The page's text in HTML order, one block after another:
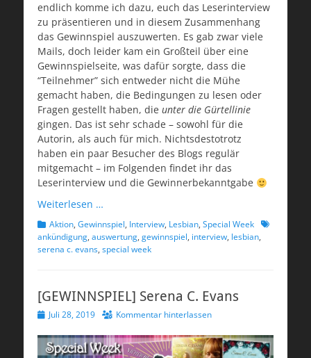
endlich komme ich dazu, euch das Leserinterview
zu präsentieren und in diesem Zusammenhang
das Gewinnspiel auszuwerten. Es gab zwar viele
Mails, doch leider kam ein Großteil über eine
Gewinnspielseite, was dafür sorgte, dass die
“Teilnehmer” sich entweder nicht die Mühe
gemacht haben, die Bedingungen zu lesen oder
Fragen gestellt haben, die unter die Gürtellinie
gingen. Das ist sehr schade – sowohl für die
Autorin, als auch für mich. Nichtsdestotrotz
haben ein paar Besucher des Blogs regulär
mitgemacht – im Folgenden findet ihr das
Leserinterview und die Gewinnerbekanntgabe
Weiterlesen …
Kategorien
Aktion, Gewinnspiel, Interview, Lesbian, Special Week Schlagworte
ankündigung, auswertung, gewinnspiel, interview, lesbian,
serena c. evans, special week
[GEWINNSPIEL] Serena C. Evans
Veröffentlicht
Juli 28, 2019 Kommentar hinterlassen